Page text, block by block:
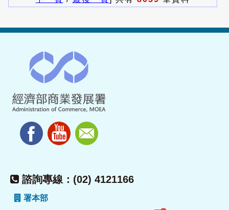
諮詢專線：(02) 4121166
署本部